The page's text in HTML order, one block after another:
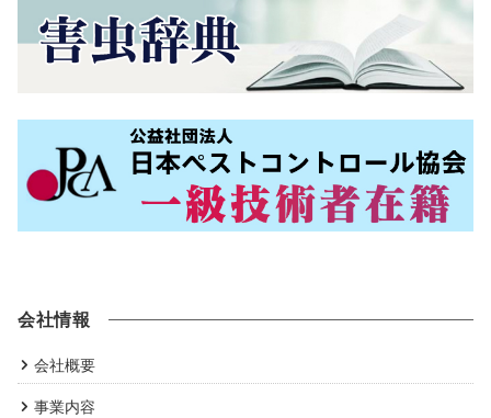
会社情報
会社概要
事業内容